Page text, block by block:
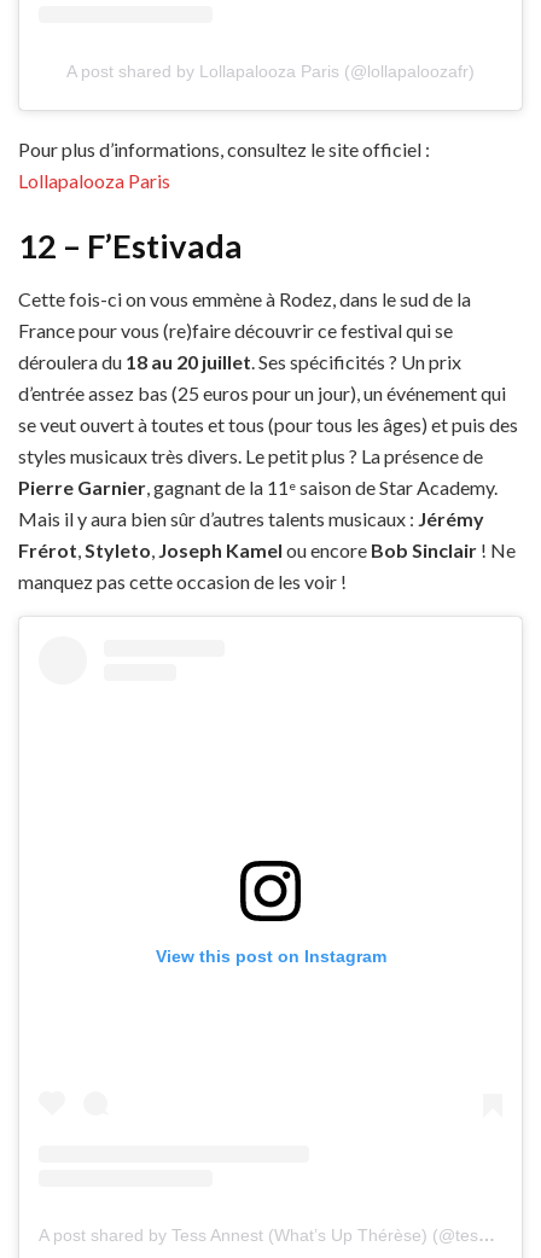
A post shared by Lollapalooza Paris (@lollapaloozafr)
Pour plus d’informations, consultez le site officiel :
Lollapalooza Paris
12 – F’Estivada
Cette fois-ci on vous emmène à Rodez, dans le sud de la
France pour vous (re)faire découvrir ce festival qui se
déroulera du 18 au 20 juillet. Ses spécificités ? Un prix
d’entrée assez bas (25 euros pour un jour), un événement qui
se veut ouvert à toutes et tous (pour tous les âges) et puis des
styles musicaux très divers. Le petit plus ? La présence de
Pierre Garnier, gagnant de la 11 e saison de Star Academy.
Mais il y aura bien sûr d’autres talents musicaux : Jérémy
Frérot,Styleto, Joseph Kamel ou encore Bob Sinclair ! Ne
manquez pas cette occasion de les voir !
View this post on Instagram
A post shared by Tess Annest (What’s Up Thérèse) (@tess.annest)